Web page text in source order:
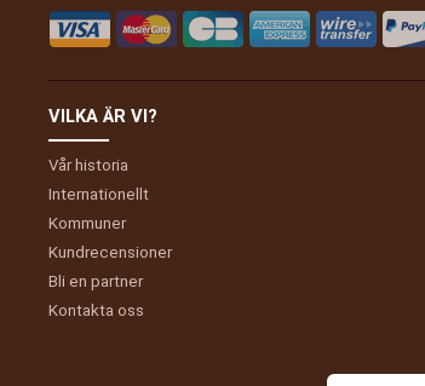
VILKA ÄR VI?
Vår historia
Internationellt
Kommuner
Kundrecensioner
Bli en partner
Kontakta oss